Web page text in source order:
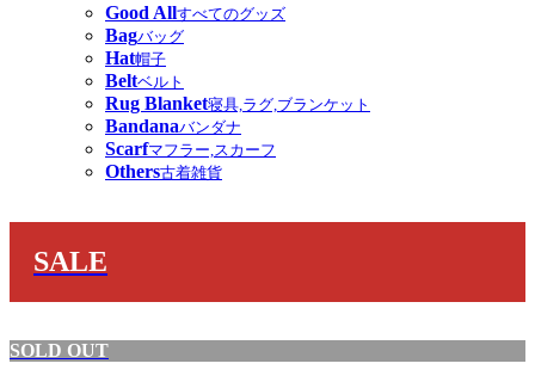
Good Allすべてのグッズ
Bagバッグ
Hat帽子
Beltベルト
Rug Blanket寝具,ラグ,ブランケット
Bandanaバンダナ
Scarfマフラー,スカーフ
Others古着雑貨
SALE
SOLD OUT